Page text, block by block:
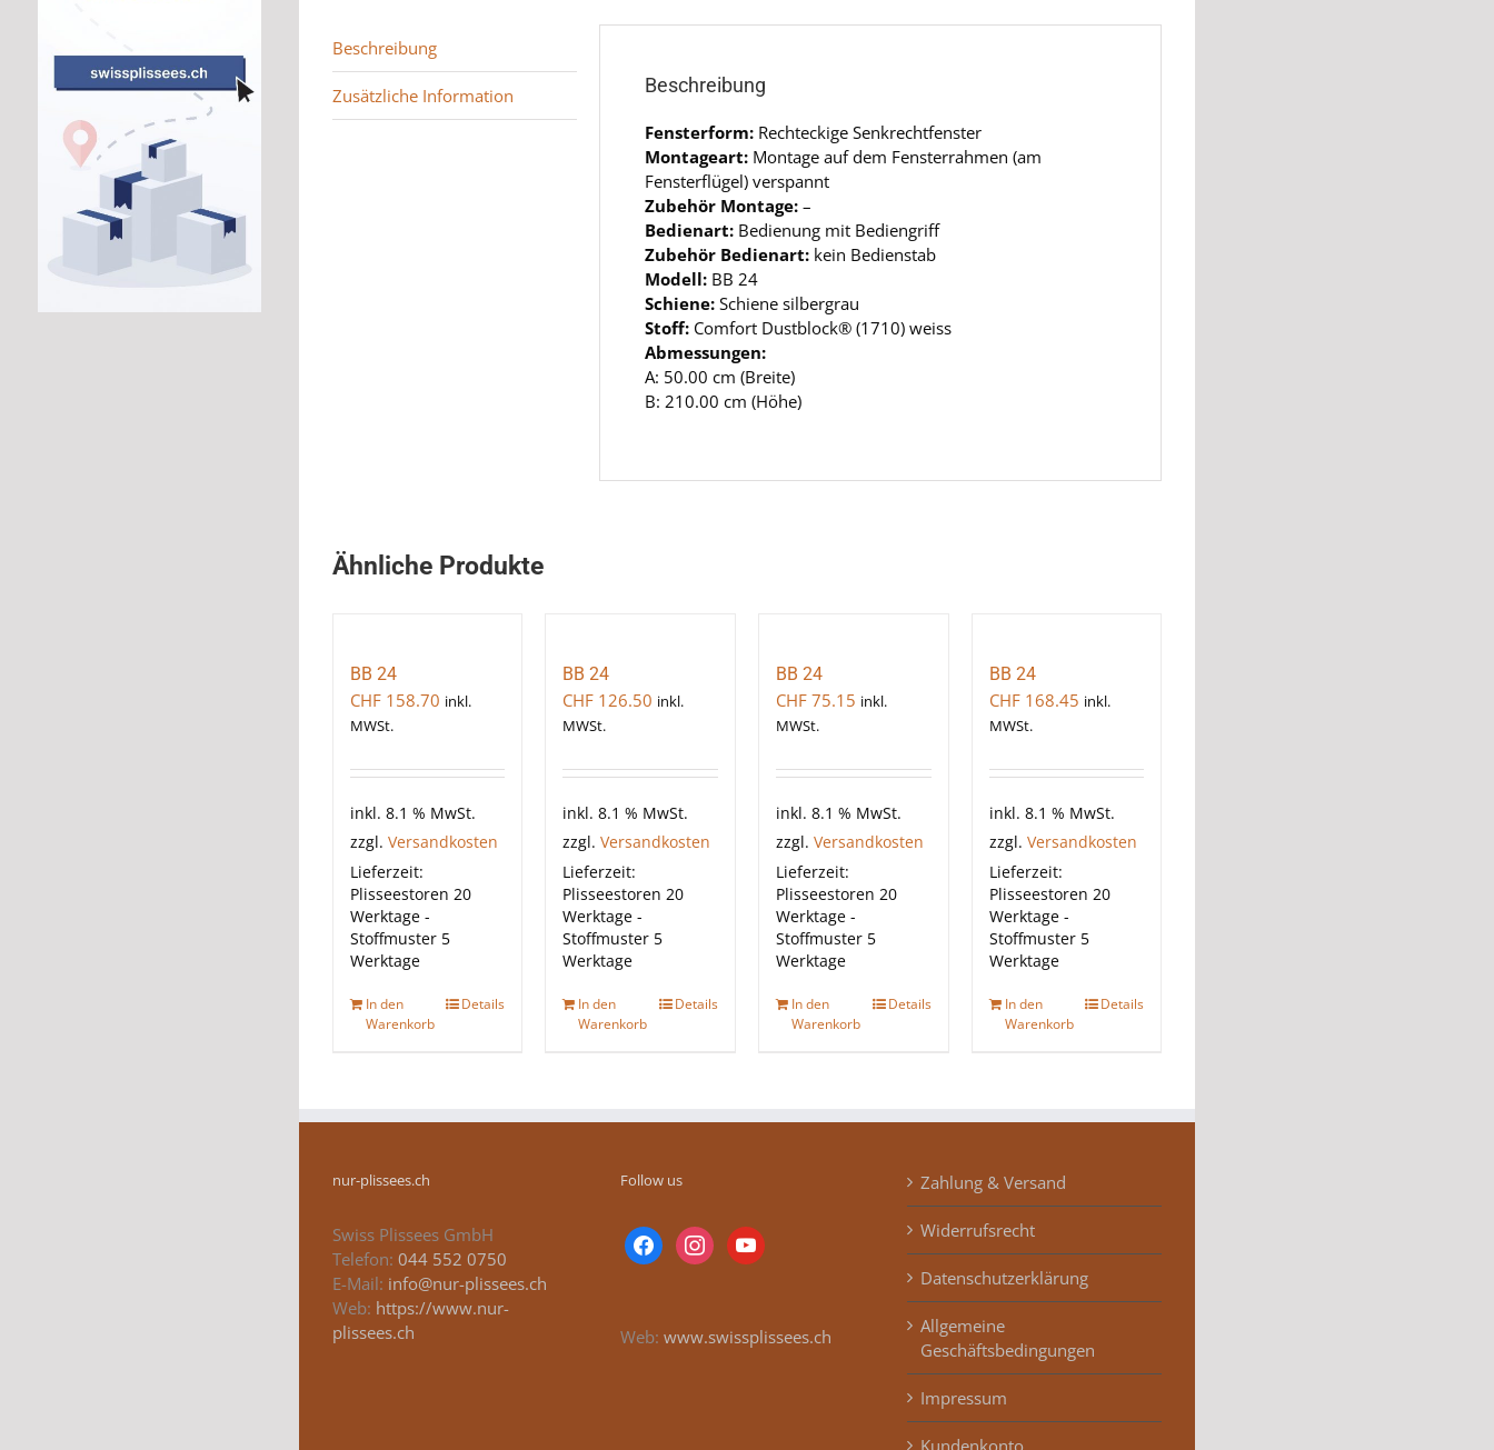
Beschreibung
Zusätzliche Information Beschreibung
Fensterform: Rechteckige Senkrechtfenster
Montageart: Montage auf dem Fensterrahmen (am
Fensterflügel) verspannt
Zubehör Montage: –
Bedienart: Bedienung mit Bediengriff
Zubehör Bedienart: kein Bedienstab
Modell: BB 24
Schiene: Schiene silbergrau
Stoff: Comfort Dustblock® (1710) weiss
Abmessungen:
A: 50.00 cm (Breite)
B: 210.00 cm (Höhe)
Ähnliche Produkte
BB 24
CHF158.70 inkl.
MWSt.
inkl. 8.1 % MwSt.
zzgl. Versandkosten
Lieferzeit:
Plisseestoren 20
Werktage -
Stoffmuster 5
Werktage
In den
Warenkorb
Details
BB 24
CHF 126.50 inkl.
MWSt.
inkl. 8.1 % MwSt.
zzgl.Versandkosten
Lieferzeit:
Plisseestoren 20
Werktage -
Stoffmuster 5
Werktage
In den
Warenkorb
Details
BB 24
CHF75.15 inkl.
MWSt.
inkl. 8.1 % MwSt.
zzgl. Versandkosten
Lieferzeit:
Plisseestoren 20
Werktage -
Stoffmuster 5
Werktage
In den
Warenkorb
Details
BB 24
CHF168.45 inkl.
MWSt.
inkl. 8.1 % MwSt.
zzgl. Versandkosten
Lieferzeit:
Plisseestoren 20
Werktage -
Stoffmuster 5
Werktage
In den
Warenkorb
Details
nur-plissees.ch
Swiss Plissees GmbH
Telefon: 044 552 0750
E-Mail: info@nur-plissees.ch
Web: https://www.nur-
plissees.ch
Follow us
facebookinstagramyoutube
Web: www.swissplissees.ch
Zahlung & Versand
Widerrufsrecht
Datenschutzerklärung
Allgemeine
Geschäftsbedingungen
Impressum